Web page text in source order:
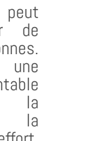
peut
de
la
la